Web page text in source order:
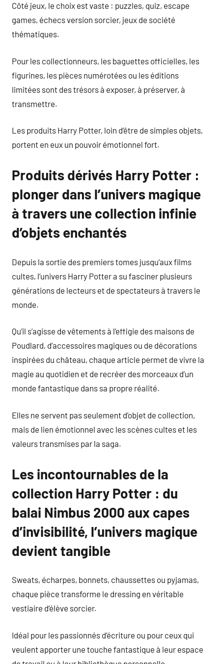
Côté jeux, le choix est vaste : puzzles, quiz, escape
games, échecs version sorcier, jeux de société
thématiques.
Pour les collectionneurs, les baguettes officielles, les
figurines, les pièces numérotées ou les éditions
limitées sont des trésors à exposer, à préserver, à
transmettre.
Les produits Harry Potter, loin d’être de simples objets,
portent en eux un pouvoir émotionnel fort.
Produits dérivés Harry Potter :
plonger dans l’univers magique
à travers une collection infinie
d’objets enchantés
Depuis la sortie des premiers tomes jusqu’aux films
cultes, l’univers Harry Potter a su fasciner plusieurs
générations de lecteurs et de spectateurs à travers le
monde.
Qu’il s’agisse de vêtements à l’effigie des maisons de
Poudlard, d’accessoires magiques ou de décorations
inspirées du château, chaque article permet de vivre la
magie au quotidien et de recréer des morceaux d’un
monde fantastique dans sa propre réalité.
Elles ne servent pas seulement d’objet de collection,
mais de lien émotionnel avec les scènes cultes et les
valeurs transmises par la saga.
Les incontournables de la
collection Harry Potter : du
balai Nimbus 2000 aux capes
d’invisibilité, l’univers magique
devient tangible
Sweats, écharpes, bonnets, chaussettes ou pyjamas,
chaque pièce transforme le dressing en véritable
vestiaire d’élève sorcier.
Idéal pour les passionnés d’écriture ou pour ceux qui
veulent apporter une touche fantastique à leur espace